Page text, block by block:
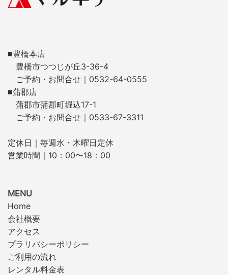
■豊橋本店
豊橋市つつじが丘3-36-4
ご予約・お問合せ｜0532-64-0555
■蒲郡店
蒲郡市蒲郡町堀込17-1
ご予約・お問合せ｜0533-67-3311
定休日｜毎週水・木曜日定休
営業時間｜10：00〜18：00
MENU
Home
会社概要
アクセス
プラリバシーポリシー
ご利用の流れ
レンタル料金表